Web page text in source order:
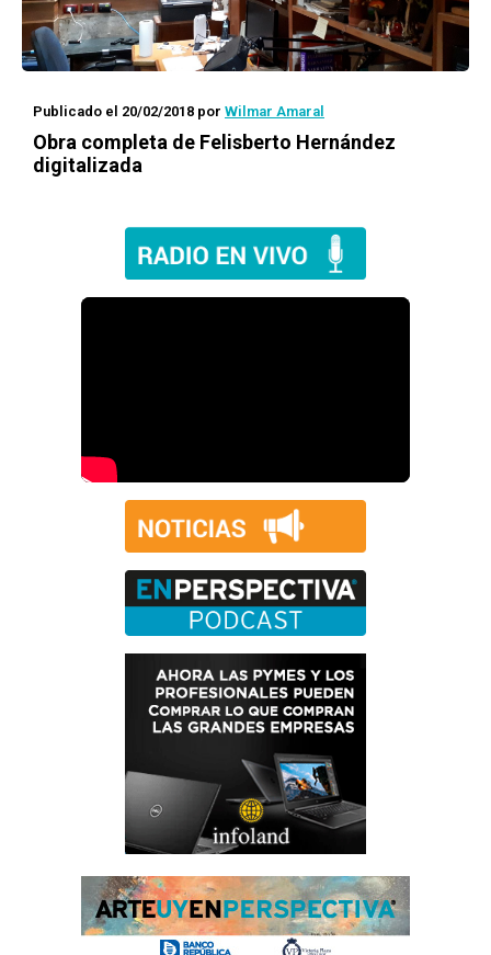
Publicado el 20/02/2018 por Wilmar Amaral
Obra completa de Felisberto Hernández
digitalizada